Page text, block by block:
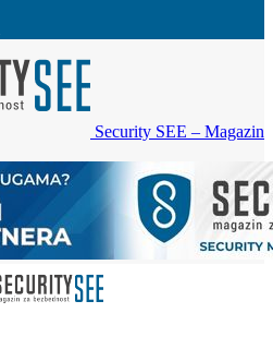
Security SEE – Magazin